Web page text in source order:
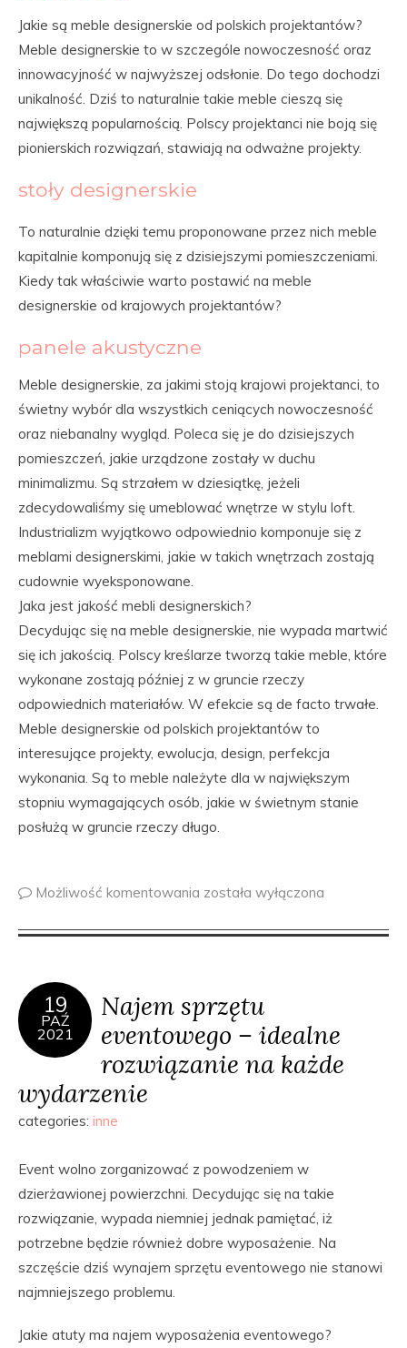
Jakie są meble designerskie od polskich projektantów?
Meble designerskie to w szczególe nowoczesność oraz
innowacyjność w najwyższej odsłonie. Do tego dochodzi
unikalność. Dziś to naturalnie takie meble cieszą się
największą popularnością. Polscy projektanci nie boją się
pionierskich rozwiązań, stawiają na odważne projekty.
stoły designerskie
To naturalnie dzięki temu proponowane przez nich meble
kapitalnie komponują się z dzisiejszymi pomieszczeniami.
Kiedy tak właściwie warto postawić na meble
designerskie od krajowych projektantów?
panele akustyczne
Meble designerskie, za jakimi stoją krajowi projektanci, to
świetny wybór dla wszystkich ceniących nowoczesność
oraz niebanalny wygląd. Poleca się je do dzisiejszych
pomieszczeń, jakie urządzone zostały w duchu
minimalizmu. Są strzałem w dziesiątkę, jeżeli
zdecydowaliśmy się umeblować wnętrze w stylu loft.
Industrializm wyjątkowo odpowiednio komponuje się z
meblami designerskimi, jakie w takich wnętrzach zostają
cudownie wyeksponowane.
Jaka jest jakość mebli designerskich?
Decydując się na meble designerskie, nie wypada martwić
się ich jakością. Polscy kreślarze tworzą takie meble, które
wykonane zostają później z w gruncie rzeczy
odpowiednich materiałów. W efekcie są de facto trwałe.
Meble designerskie od polskich projektantów to
interesujące projekty, ewolucja, design, perfekcja
wykonania. Są to meble należyte dla w największym
stopniu wymagających osób, jakie w świetnym stanie
posłużą w gruncie rzeczy długo.
Możliwość komentowania została wyłączona
19
PAŹ
2021
Najem sprzętu
eventowego – idealne
rozwiązanie na każde
wydarzenie
categories: inne
Event wolno zorganizować z powodzeniem w
dzierżawionej powierzchni. Decydując się na takie
rozwiązanie, wypada niemniej jednak pamiętać, iż
potrzebne będzie również dobre wyposażenie. Na
szczęście dziś wynajem sprzętu eventowego nie stanowi
najmniejszego problemu.
Jakie atuty ma najem wyposażenia eventowego?